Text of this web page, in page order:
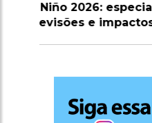
El Niño se
para ondas de